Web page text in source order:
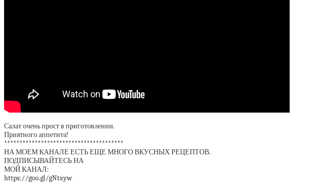
Салат очень прост в приготовлении.
Приятного аппетита!
***************************************
НА МОЕМ КАНАЛЕ ЕСТЬ ЕЩЕ МНОГО ВКУСНЫХ РЕЦЕПТОВ.
ПОДПИСЫВАЙТЕСЬ НА
МОЙ КАНАЛ:
https://goo.gl/gNtayw